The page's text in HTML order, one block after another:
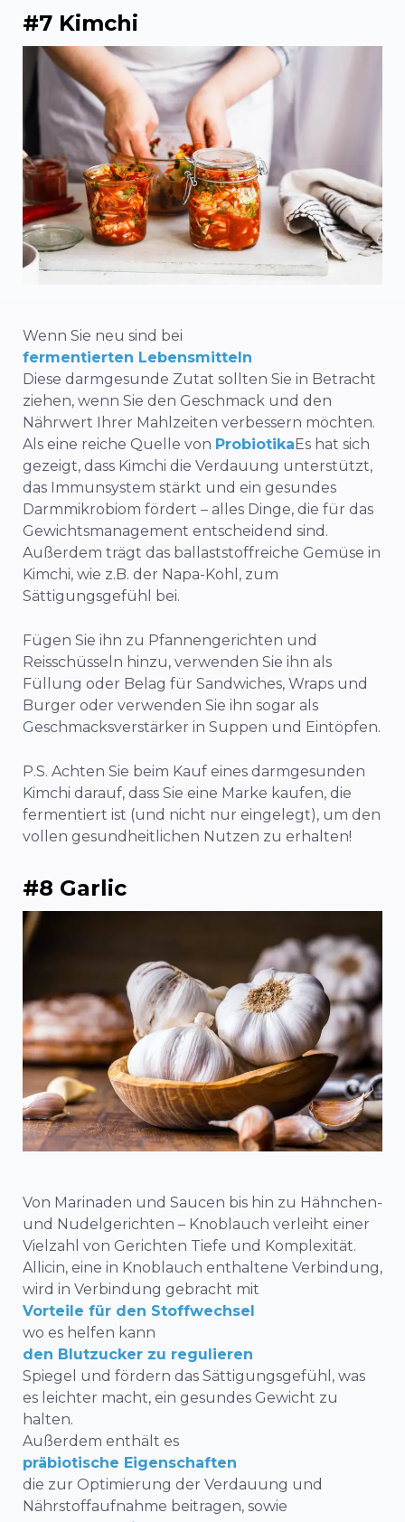
#7 Kimchi
Wenn Sie neu sind bei
fermentierten Lebensmitteln
Diese darmgesunde Zutat sollten Sie in Betracht
ziehen, wenn Sie den Geschmack und den
Nährwert Ihrer Mahlzeiten verbessern möchten.
Als eine reiche Quelle von Probiotika Es hat sich
gezeigt, dass Kimchi die Verdauung unterstützt,
das Immunsystem stärkt und ein gesundes
Darmmikrobiom fördert – alles Dinge, die für das
Gewichtsmanagement entscheidend sind.
Außerdem trägt das ballaststoffreiche Gemüse in
Kimchi, wie z.B. der Napa-Kohl, zum
Sättigungsgefühl bei.
Fügen Sie ihn zu Pfannengerichten und
Reisschüsseln hinzu, verwenden Sie ihn als
Füllung oder Belag für Sandwiches, Wraps und
Burger oder verwenden Sie ihn sogar als
Geschmacksverstärker in Suppen und Eintöpfen.
P.S. Achten Sie beim Kauf eines darmgesunden
Kimchi darauf, dass Sie eine Marke kaufen, die
fermentiert ist (und nicht nur eingelegt), um den
vollen gesundheitlichen Nutzen zu erhalten!
#8 Garlic
Von Marinaden und Saucen bis hin zu Hähnchen-
und Nudelgerichten – Knoblauch verleiht einer
Vielzahl von Gerichten Tiefe und Komplexität.
Allicin, eine in Knoblauch enthaltene Verbindung,
wird in Verbindung gebracht mit
Vorteile für den Stoffwechsel
wo es helfen kann
den Blutzucker zu regulieren
Spiegel und fördern das Sättigungsgefühl, was
es leichter macht, ein gesundes Gewicht zu
halten.
Außerdem enthält es
präbiotische Eigenschaften
die zur Optimierung der Verdauung und
Nährstoffaufnahme beitragen, sowie